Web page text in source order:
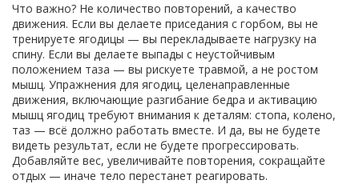
Что важно? Не количество повторений, а качество
движения. Если вы делаете приседания с горбом, вы не
тренируете ягодицы — вы перекладываете нагрузку на
спину. Если вы делаете выпады с неустойчивым
положением таза — вы рискуете травмой, а не ростом
мышц. Упражнения для ягодиц, целенаправленные
движения, включающие разгибание бедра и активацию
мышц ягодиц требуют внимания к деталям: стопа, колено,
таз — всё должно работать вместе. И да, вы не будете
видеть результат, если не будете прогрессировать.
Добавляйте вес, увеличивайте повторения, сокращайте
отдых — иначе тело перестанет реагировать.